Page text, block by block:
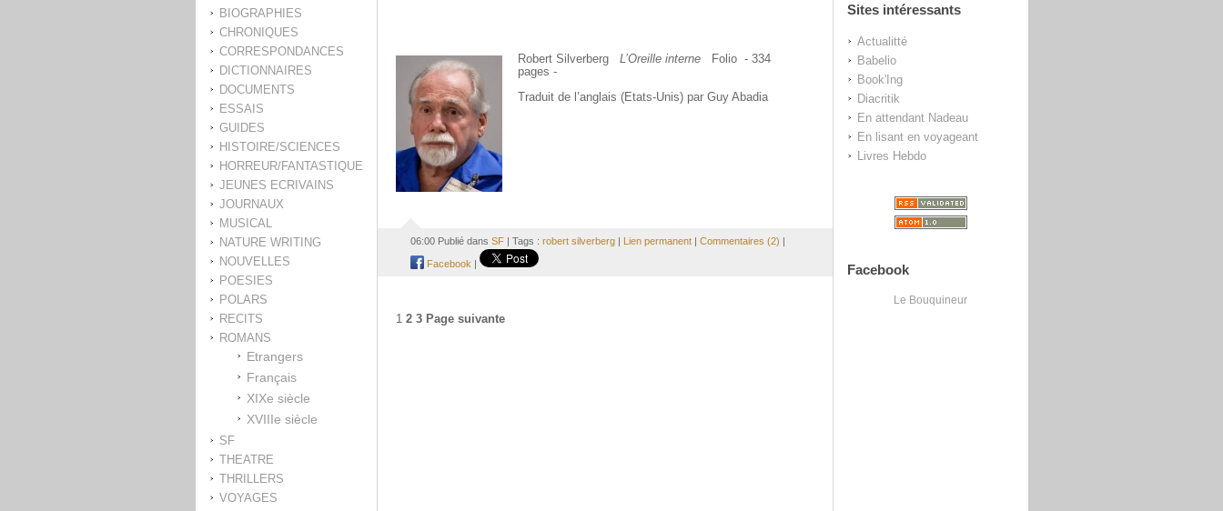
BIOGRAPHIES
CHRONIQUES
CORRESPONDANCES
DICTIONNAIRES
DOCUMENTS
ESSAIS
GUIDES
HISTOIRE/SCIENCES
HORREUR/FANTASTIQUE
JEUNES ECRIVAINS
JOURNAUX
MUSICAL
NATURE WRITING
NOUVELLES
POESIES
POLARS
RECITS
ROMANS
Etrangers
Français
XIXe siècle
XVIIIe siècle
SF
THEATRE
THRILLERS
VOYAGES
Sites intéressants
Actualitté
Babelio
Book'Ing
Diacritik
En attendant Nadeau
En lisant en voyageant
Livres Hebdo
Facebook
Le Bouquineur
Robert SilverbergL’Oreille interne Folio - 334
pages -
Traduit de l’anglais (Etats-Unis) par Guy Abadia
06:00 Publié dans SF| Tags : robert silverberg| Lien permanent| Commentaires (2)
Facebook
1 2 3 Page suivante